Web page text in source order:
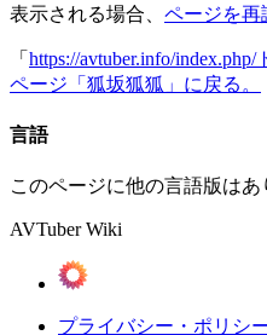
表示される場合、 ページを再
「 https://avtuber.info/
ページ「狐坂狐狐」に戻る。
言語
このページに他の言語版はあ
AVTuber Wiki
プライバシー・ポリシ